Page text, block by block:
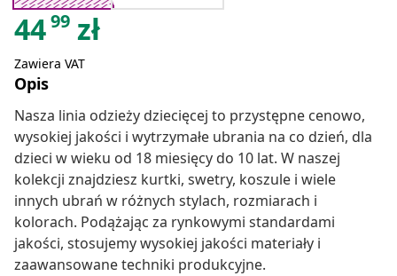
4499 zł
Zawiera VAT
Opis
Nasza linia odzieży dziecięcej to przystępne cenowo,
wysokiej jakości i wytrzymałe ubrania na co dzień, dla
dzieci w wieku od 18 miesięcy do 10 lat. W naszej
kolekcji znajdziesz kurtki, swetry, koszule i wiele
innych ubrań w różnych stylach, rozmiarach i
kolorach. Podążając za rynkowymi standardami
jakości, stosujemy wysokiej jakości materiały i
zaawansowane techniki produkcyjne.